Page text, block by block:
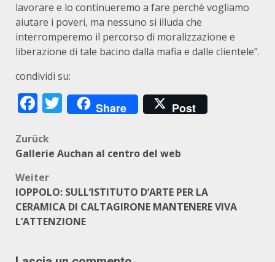
lavorare e lo continueremo a fare perchè vogliamo
aiutare i poveri, ma nessuno si illuda che
interromperemo il percorso di moralizzazione e
liberazione di tale bacino dalla mafia e dalle clientele”.
condividi su:
Facebook
Twitter
Share Post
Beitragsnavigation
Zurück
Gallerie Auchan al centro del web
Weiter
IOPPOLO: SULL’ISTITUTO D’ARTE PER LA
CERAMICA DI CALTAGIRONE MANTENERE VIVA
L’ATTENZIONE